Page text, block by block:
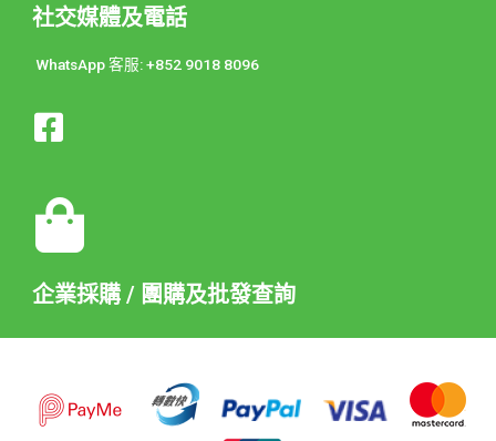
社交媒體及電話
WhatsApp 客服: +852 9018 8096
企業採購 / 團購及批發查詢